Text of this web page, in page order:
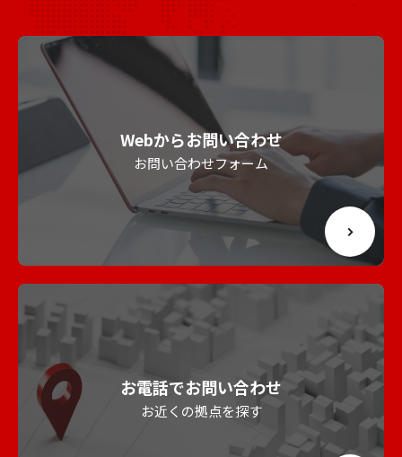
Webからお問い合わせ
お問い合わせフォーム
お電話でお問い合わせ
お近くの拠点を探す